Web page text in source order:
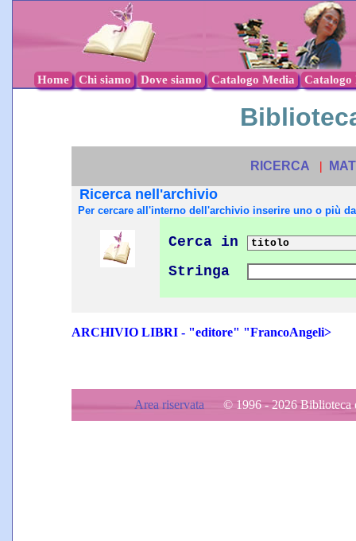
Home Chi siamo Dove siamo Catalogo Media Catalogo
RICERCA |
Ricerca nell'archivio
Per cercare all'interno dell'archivio inserire uno o più
Cerca in
Stringa
ARCHIVIO LIBRI - "editore" "FrancoAngeli>
Area riservata © 1996 - 2026 Biblioteca